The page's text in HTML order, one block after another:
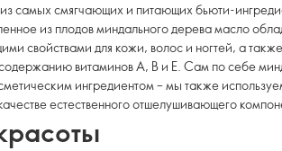
самых смягчающих и питающих бьюти-
из плодов миндального дерева масло
свойствами для кожи, волос и ногтей, а
витаминов А, В и Е. Сам по себе
ингредиентом – мы также
естественного отшелушивающего